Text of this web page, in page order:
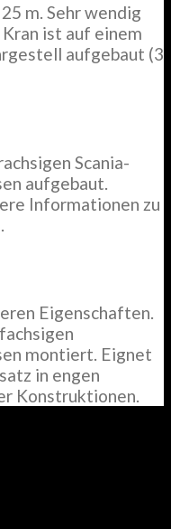
m. Sehr wendig
ist auf einem
aufgebaut (3
Scania-
aufgebaut.
Informationen zu
Eigenschaften.
montiert. Eignet
in engen
Konstruktionen.